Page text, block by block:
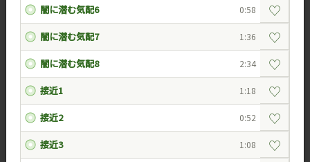
闇に潜む気配6 0:58 ♡
闇に潜む気配7 1:36 ♡
闇に潜む気配8 2:34 ♡
接近1 1:18 ♡
接近2 0:52 ♡
接近3 1:08 ♡